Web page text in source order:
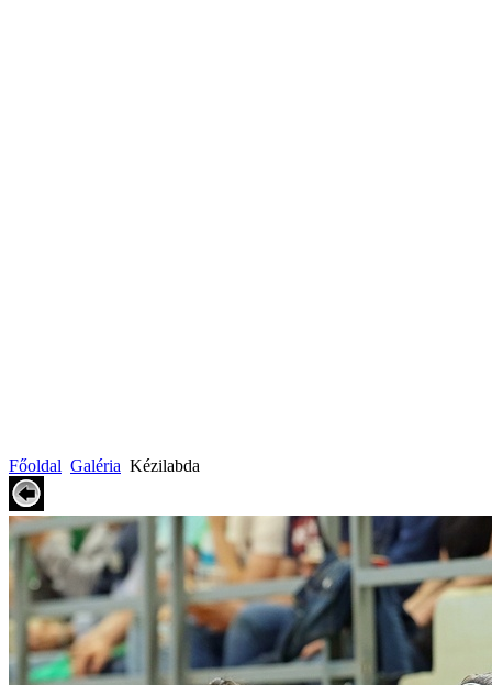
Főoldal Galéria Kézilabda